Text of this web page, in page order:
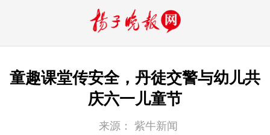
童趣课堂传安全，丹徒交警与幼儿共
庆六一儿童节
来源：
紫牛新闻